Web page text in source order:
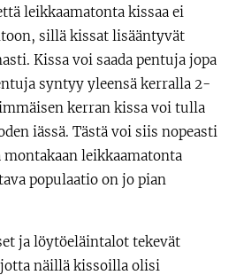
leikkaamatonta kissaa ei
sillä kissat lisääntyvät
Kissa voi saada pentuja jopa
syntyy yleensä kerralla 2-
kerran kissa voi tulla
iässä. Tästä voi siis nopeasti
leikkaamatonta
populaatio on jo pian
ja löytöeläintalot tekevät
näillä kissoilla olisi